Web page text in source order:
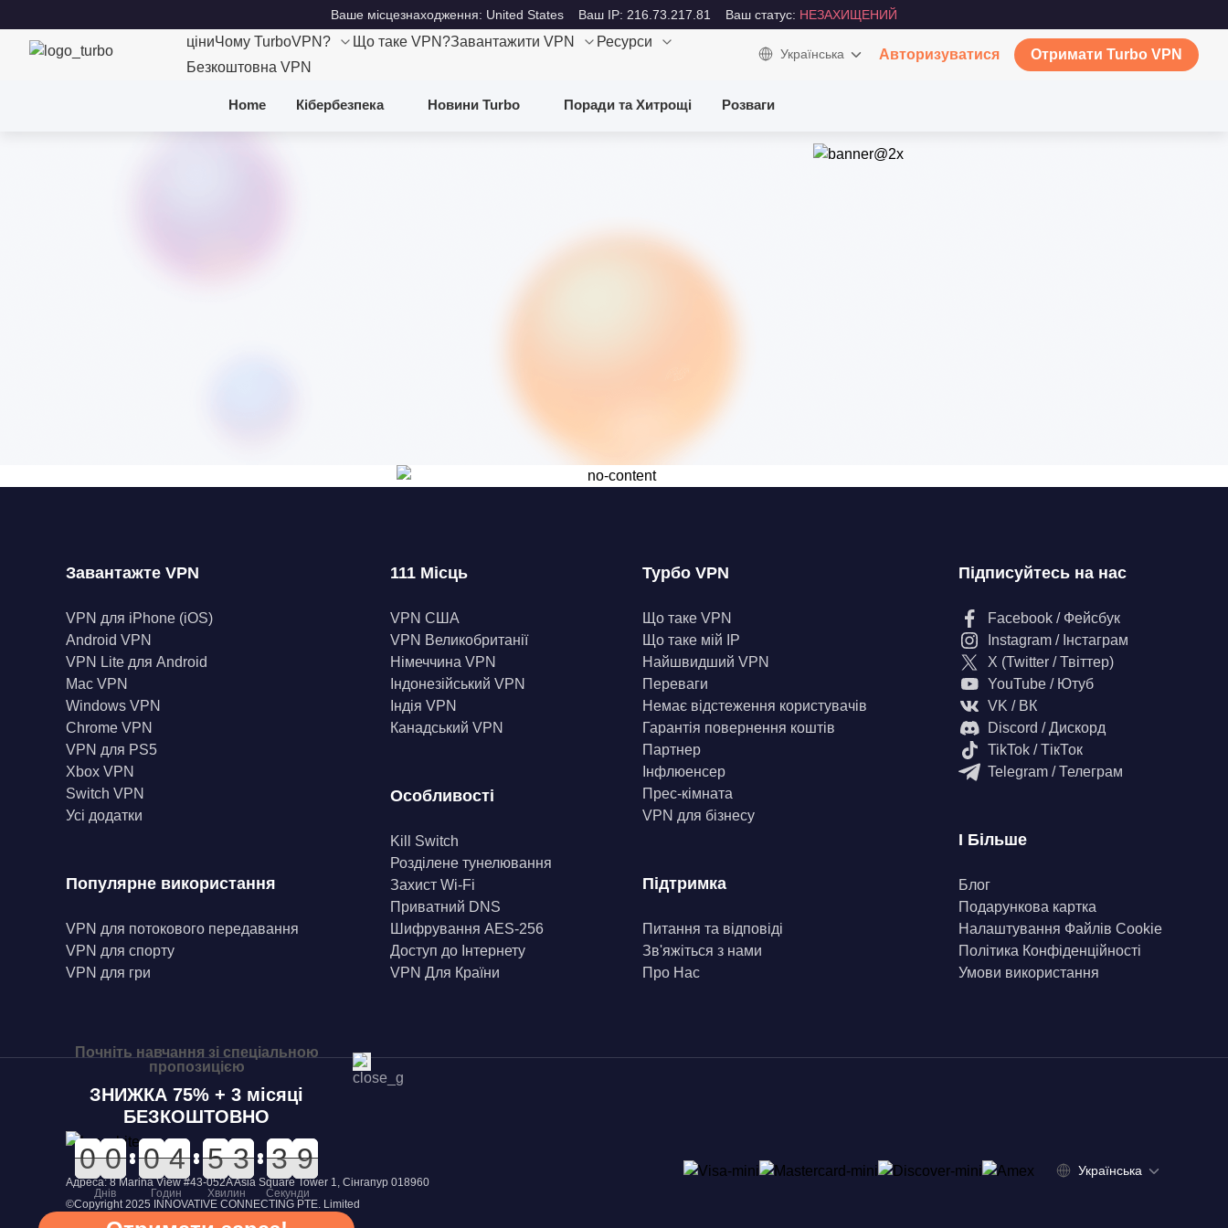
Ваше місцезнаходження: United States Ваш IP: 216.73.217.81 Ваш статус: НЕЗАХИЩЕНИЙ
ціниЧому TurboVPN? Що таке VPN?Завантажити VPN
Ресурси
Безкоштовна VPN
Українська Авторизуватися Отримати Turbo VPN
Home Кібербезпека Новини Turbo Поради та Хитрощі Розваги
Завантажте VPN
VPN для iPhone (iOS)
Android VPN
VPN Lite для Android
Mac VPN
Windows VPN
Chrome VPN
VPN для PS5
Xbox VPN
Switch VPN
Усі додатки
Популярне використання
VPN для потокового передавання
VPN для спорту
VPN для гри
111 Місць
VPN США
VPN Великобританії
Німеччина VPN
Індонезійський VPN
Індія VPN
Канадський VPN
Особливості
Kill Switch
Розділене тунелювання
Захист Wi-Fi
Приватний DNS
Шифрування AES-256
Доступ до Інтернету
VPN Для Країни
Турбо VPN
Що таке VPN
Що таке мій IP
Найшвидший VPN
Переваги
Немає відстеження користувачів
Гарантія повернення коштів
Партнер
Інфлюенсер
Прес-кімната
VPN для бізнесу
Підтримка
Питання та відповіді
Зв'яжіться з нами
Про Нас
Підписуйтесь на нас
Facebook / Фейсбук
Instagram / Інстаграм
X (Twitter / Твіттер)
YouTube / Ютуб
VK / ВК
Discord / Дискорд
TikTok / ТікТок
Telegram / Телеграм
І Більше
Блог
Подарункова картка
Налаштування Файлів Сookie
Політика Конфіденційності
Умови використання
Адреса: 8 Marina View #43-052A Asia Square Tower 1, Сінгапур 018960
©Copyright 2025 INNOVATIVE CONNECTING PTE. Limited
Українська
Почніть навчання зі спеціальною
пропозицією
ЗНИЖКА 75% + 3 місяці
БЕЗКОШТОВНО
0
0
0
0 0
0
0
0 0
0
0
0 0
0
4
4 0
0
5
5 0
0
3
3 4
4
3
3 9
9
8
Днів Годин Хвилин Секунди